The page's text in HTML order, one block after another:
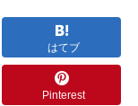
はてブ
Pinterest